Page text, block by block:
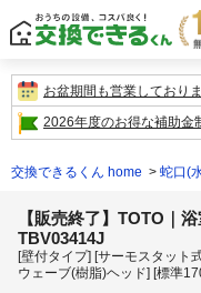
お盆期間も営業しており
2026年度のお得な補助金
交換できるくん home 蛇口(
【販売終了】TOTO｜
TBV03414J
[壁付タイプ] [サーモスタット
ウェーブ(樹脂)ヘッド] [標準